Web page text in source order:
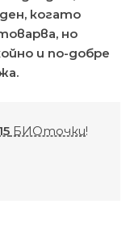
когато
но
и по-добре
15 БИОточки!